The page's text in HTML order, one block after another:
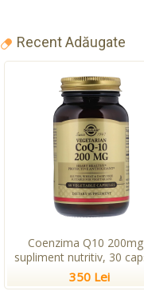
Recent Adăugate
Coenzima Q10
supliment nutritiv, 30
350 Lei